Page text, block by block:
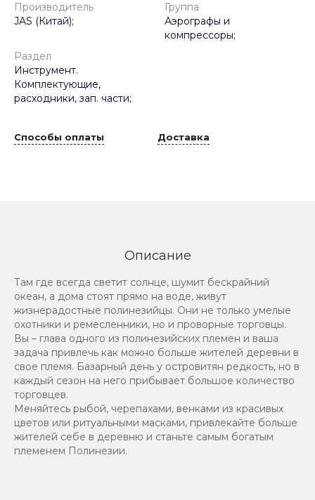
Производитель
JAS (Китай);
Группа
Аэрографы и
компрессоры;
Раздел
Инструмент.
Комплектующие,
расходники, зап. части;
Способы оплаты Доставка
Описание
Там где всегда светит солнце, шумит бескрайний
океан, а дома стоят прямо на воде, живут
жизнерадостные полинезийцы. Они не только умелые
охотники и ремесленники, но и проворные торговцы.
Вы – глава одного из полинезийских племен и ваша
задача привлечь как можно больше жителей деревни в
свое племя. Базарный день у островитян редкость, но в
каждый сезон на него прибывает большое количество
торговцев.
Меняйтесь рыбой, черепахами, венками из красивых
цветов или ритуальными масками, привлекайте больше
жителей себе в деревню и станьте самым богатым
племенем Полинезии.